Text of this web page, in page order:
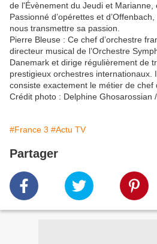
de l'Évènement du Jeudi et Marianne,
Passionné d’opérettes et
nous transmettre sa passion.
Pierre Bleuse : Ce chef d’orchestre
directeur musical de l’Orchestre
Danemark et dirige régulièrement de
prestigieux orchestres internationaux.
consiste exactement le métier de chef
Crédit photo : Delphine Ghosarossian
#France 3 #Actu TV
Partager